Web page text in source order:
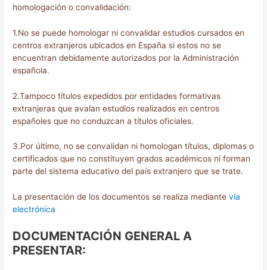
homologación o convalidación:
1.No se puede homologar ni convalidar estudios cursados en
centros extranjeros ubicados en España si estos no se
encuentran debidamente autorizados por la Administración
española.
2.Tampoco títulos expedidos por entidades formativas
extranjeras que avalan estudios realizados en centros
españoles que no conduzcan a títulos oficiales.
3.Por último, no se convalidan ni homologan títulos, diplomas o
certificados que no constituyen grados académicos ni forman
parte del sistema educativo del país extranjero que se trate.
La presentación de los documentos se realiza mediantevía
electrónica
DOCUMENTACIÓN GENERAL A
PRESENTAR: